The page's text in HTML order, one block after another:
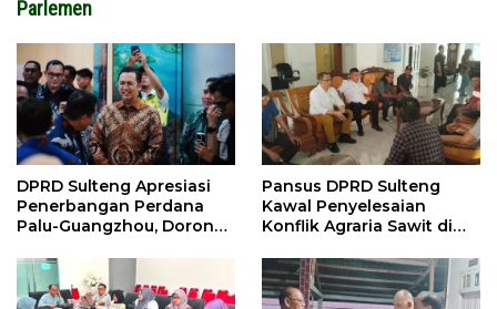
Parlemen
DPRD Sulteng Apresiasi
Penerbangan Perdana
Palu-Guangzhou, Dorong
Pansus DPRD Sulteng
Kawal Penyelesaian
Konflik Agraria Sawit di